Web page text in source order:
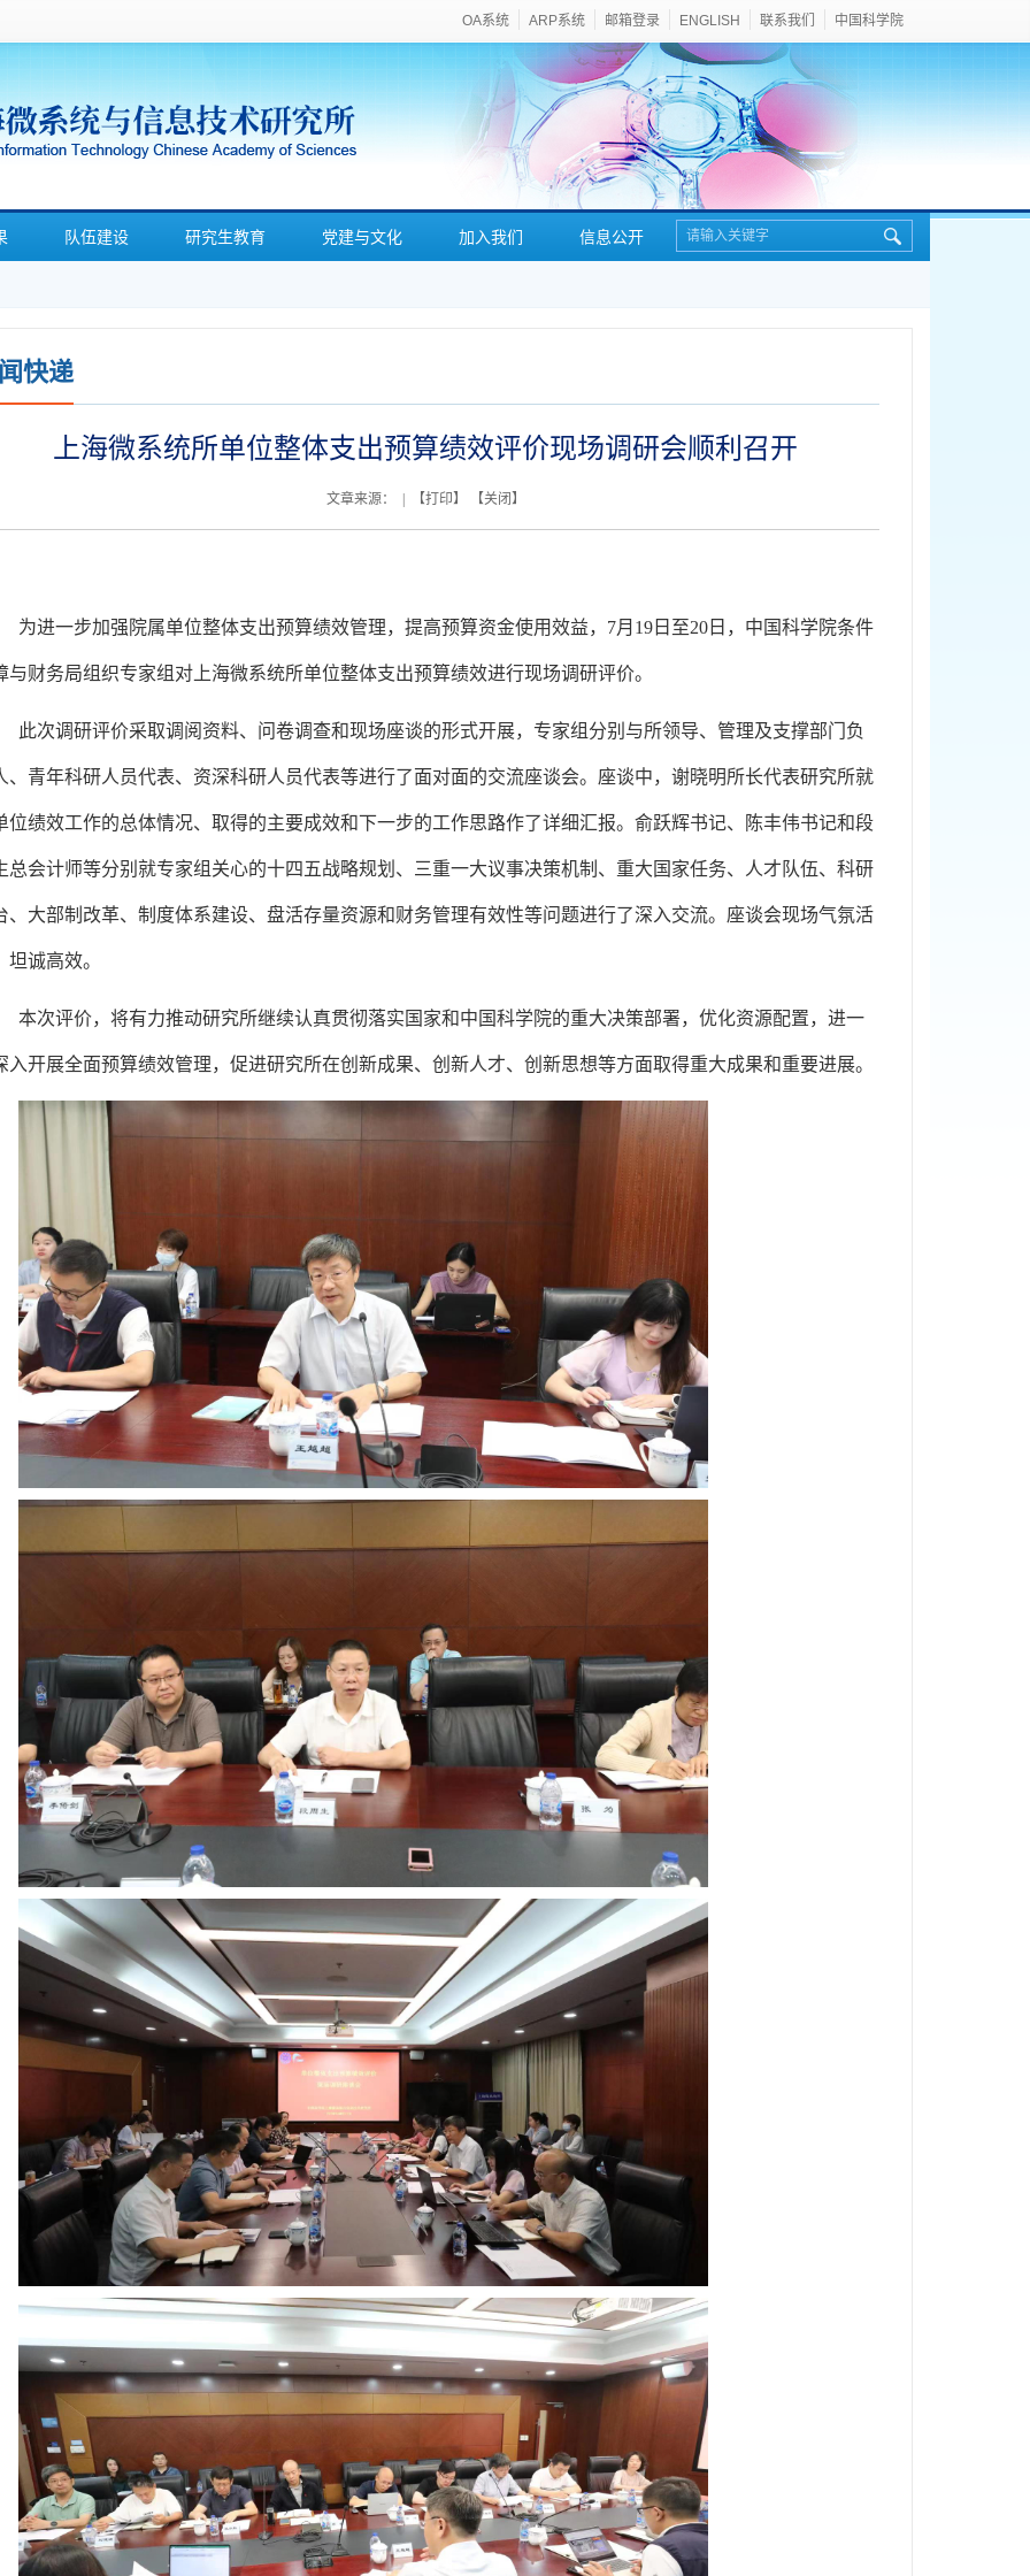
OA系统 ARP系统 邮箱登录 ENGLISH 联系我们 中国科学院
队伍建设 研究生教育 党建与文化 加入我们 信息公开
快递
上海微系统所单位整体支出预算绩效评价现场调研会顺利召开
文章来源： | 【打印】 【关闭 】
为进一步加强院属单位整体支出预算绩效管理，提高预算资金使用效益， 7月 19日至20日，中国科学院条件
与财务局组织专家组对上海微系统所单位整体支出预算绩效进行现场调研评价。
此次调研评价采取调阅资料、问卷调查和现场座谈的形式开展，专家组分别与所领导、管理及支撑部门负
、青年科研人员代表、资深科研人员代表等进行了面对面的交流座谈会。座谈中，谢晓明所长代表研究所就
位绩效工作的总体情况、取得的主要成效和下一步的工作思路作了详细汇报。俞跃辉书记、陈丰伟书记和段
总会计师等分别就专家组关心的十四五战略规划、三重一大议事决策机制、重大国家任务、人才队伍、科研
、大部制改革、制度体系建设、盘活存量资源和财务管理有效性等问题进行了深入交流。座谈会现场气氛活
坦诚高效。
本次评价，将有力推动研究所继续认真贯彻落实国家和中国科学院的重大决策部署，优化资源配置，进一
入开展全面预算绩效管理，促进研究所在创新成果、创新人才、创新思想等方面取得重大成果和重要进展。